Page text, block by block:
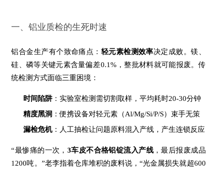
一、铝业质检的生死时速
铝合金生产有个致命痛点： 轻元素检测效率决定成败。镁、
硅、磷等关键元素含量偏差0.1%，整批材料就可能报废。传
统检测方式面临三重困境：
时间陷阱 ：实验室检测需切割取样，平均耗时20-30分钟
精度黑洞 ：便携设备对轻元素（Al/Mg/Si/P/S）束手无策
漏检危机：人工抽检让问题原料混入产线，产生连锁反应
“最惨痛的一次， 3车皮不合格铝锭流入产线 ，最后报废成品
1200吨。”老李指着仓库堆积的废料说，“光金属损失就超600